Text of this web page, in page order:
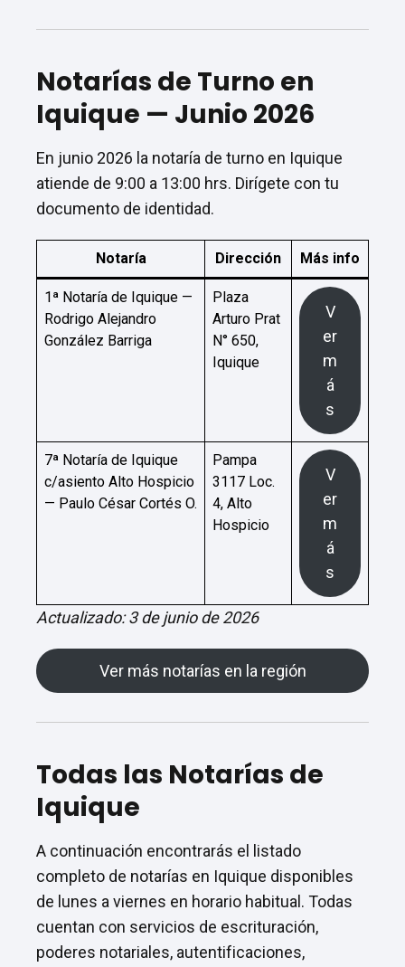
Notarías de Turno en
Iquique — Junio 2026
En junio 2026 la notaría de turno en Iquique
atiende de 9:00 a 13:00 hrs. Dirígete con tu
documento de identidad.
Notaría Dirección Más info
1ª Notaría de Iquique —
Rodrigo Alejandro
González Barriga
Plaza
Arturo Prat
N° 650,
Iquique
V
er
m
á
s
7ª Notaría de Iquique
c/asiento Alto Hospicio
— Paulo César Cortés O.
Pampa
3117 Loc.
4, Alto
Hospicio
V
er
m
á
s
Actualizado: 3 de junio de 2026
Ver más notarías en la región
Todas las Notarías de
Iquique
A continuación encontrarás el listado
completo de notarías en Iquique disponibles
de lunes a viernes en horario habitual. Todas
cuentan con servicios de escrituración,
poderes notariales, autentificaciones,